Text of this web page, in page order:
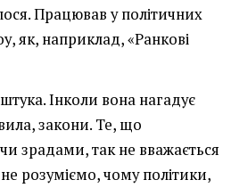
Працював у політичних
як, наприклад, «Ранкові
Інколи вона нагадує
закони. Те, що
зрадами, так не вважається
розуміємо, чому політики,